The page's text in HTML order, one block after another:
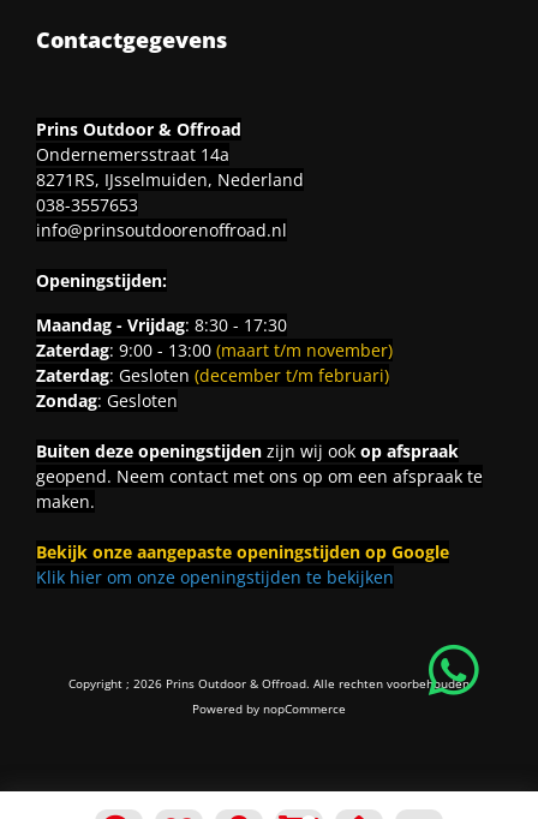
Contactgegevens
Prins Outdoor & Offroad
Ondernemersstraat 14a
8271RS, IJsselmuiden, Nederland
038-3557653
info@prinsoutdoorenoffroad.nl
Openingstijden:
Maandag - Vrijdag: 8:30 - 17:30
Zaterdag: 9:00 - 13:00 (maart t/m november)
Zaterdag: Gesloten (december t/m februari)
Zondag: Gesloten
Buiten deze openingstijdenzijn wij ook op afspraak
geopend. Neem contact met ons op om een afspraak te
maken.
Bekijk onze aangepaste openingstijden op Google
Klik hier om onze openingstijden te bekijken
Copyright ; 2026 Prins Outdoor & Offroad. Alle rechten voorbehouden
Powered by nopCommerce